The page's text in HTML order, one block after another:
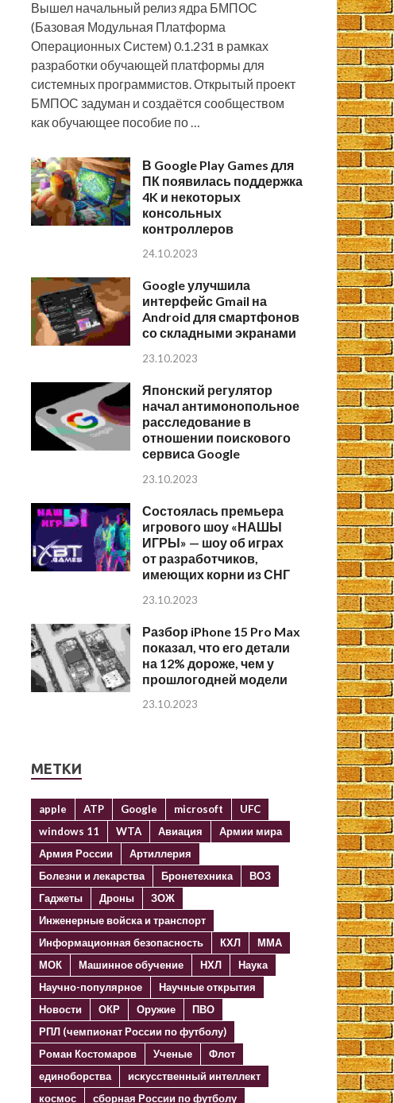
Вышел начальный релиз ядра БМПОС
(Базовая Модульная Платформа
Операционных Систем) 0.1.231 в рамках
разработки обучающей платформы для
системных программистов. Открытый проект
БМПОС задуман и создаётся сообществом
как обучающее пособие по …
В Google Play Games для
ПК появилась поддержка
4K и некоторых
консольных
контроллеров
24.10.2023
Google улучшила
интерфейс Gmail на
Android для смартфонов
со складными экранами
23.10.2023
Японский регулятор
начал антимонопольное
расследование в
отношении поискового
сервиса Google
23.10.2023
Состоялась премьера
игрового шоу «НАШЫ
ИГРЫ» — шоу об играх
от разработчиков,
имеющих корни из СНГ
23.10.2023
Разбор iPhone 15 Pro Max
показал, что его детали
на 12% дороже, чем у
прошлогодней модели
23.10.2023
МЕТКИ
apple ATP Google microsoft
UFC
windows 11
WTA Авиация
Армии мира
Армия России
Артиллерия
Болезни и лекарства
Бронетехника
ВОЗ
Гаджеты
Дроны
ЗОЖ
Инженерные войска и транспорт
Информационная безопасность
КХЛ
ММА
МОК
Машинное обучение НХЛ
Наука
Научно-популярное
Научные открытия
Новости
ОКР Оружие
ПВО
РПЛ (чемпионат России по футболу)
Роман Костомаров
Ученые
Флот
единоборства
искусственный интеллект
космос
сборная России по футболу